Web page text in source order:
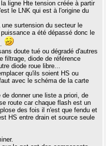
ligne Hte tension créée à partir
le LNK qui est à l'origine du
surtension du secteur le
a été dépassé donc le
doute tué ou dégradé d'autres
filtrage, diode de référence
diode roue libre...
qu'ils soient HS ou
avec le schéma de la carte
donner une liste a priori, de
route car chaque flash est un
des fois il n'est que fendu et
HS entre drain et source seule